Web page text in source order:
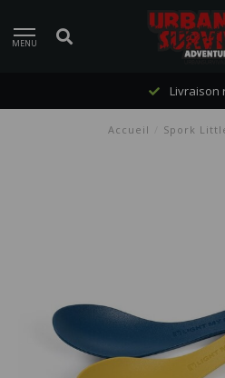
MENU
Livraison
Accueil Spork